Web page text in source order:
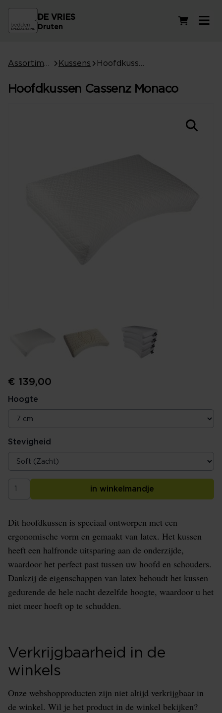
DE VRIES
Druten
Kussens
Hoofdkussen Cassenz Monaco
€ 139,00
Hoogte
Stevigheid
in winkelmandje
Dit hoofdkussen is speciaal ontworpen met een
ergonomische vorm en gemaakt van latex. Het kussen
heeft een halfronde uitsparing aan de onderzijde,
waardoor het perfect past tussen uw hoofd en schouders.
Dankzij de eigenschappen van latex behoudt het kussen
gedurende de hele nacht dezelfde hoogte, waardoor u het
niet meer hoeft op te schudden.
Verkrijgbaarheid in de
winkels
Onze webshopproducten zijn niet altijd verkrijgbaar in
de winkel. Wil je het product in de winkel bekijken?